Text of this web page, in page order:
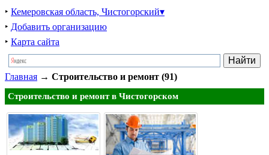
‣ Кемеровская область, Чистогорский▾
‣ Добавить организацию
‣ Карта сайта
Главная → Строительство и ремонт (91)
Строительство и ремонт в Чистогорском